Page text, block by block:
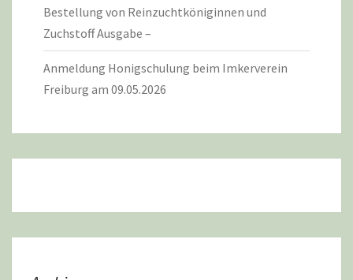
Bestellung von Reinzuchtköniginnen und
Zuchstoff Ausgabe –
Anmeldung Honigschulung beim Imkerverein
Freiburg am 09.05.2026